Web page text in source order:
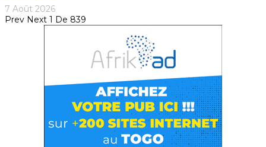
7 Août 2026
Prev Next 1 De 839